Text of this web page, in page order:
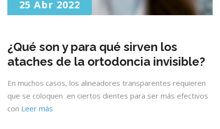
25 Abr 2022
¿Qué son y para qué sirven los
ataches de la ortodoncia invisible?
En muchos casos, los alineadores transparentes requieren
que se coloquen en ciertos dientes para ser más efectivos
con Leer más